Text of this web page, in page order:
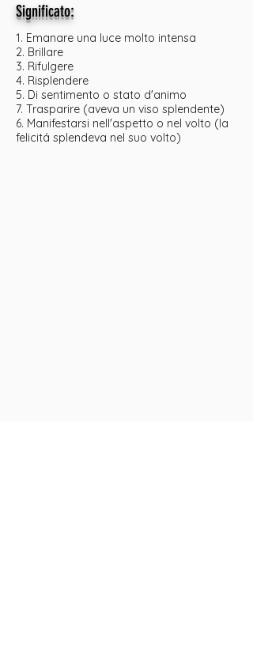
Significato:
1. Emanare una luce molto intensa
2. Brillare
3. Rifulgere
4. Risplendere
5. Di sentimento o stato d'animo
7. Trasparire (aveva un viso splendente)
6. Manifestarsi nell'aspetto o nel volto (la
felicitá splendeva nel suo volto)